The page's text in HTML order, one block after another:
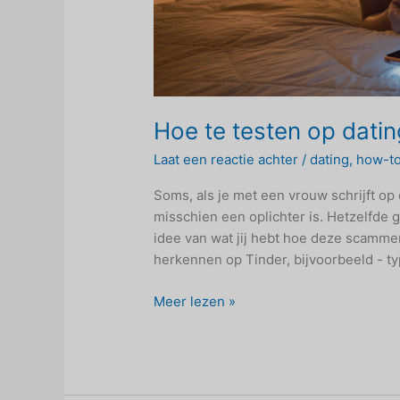
Hoe te testen op
Laat een reactie achter /dating, how-
Soms, als je met een vrouw schrijft
misschien een oplichter is. Hetzelfde
idee van wat jij hebt hoe deze
herkennen op Tinder, bijvoorbeeld -
Hoe
Meer lezen »